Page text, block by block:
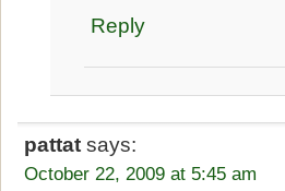
Reply
pattat says:
October 22, 2009 at 5:45 am